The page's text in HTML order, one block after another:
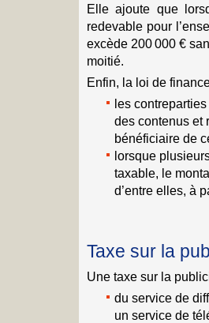
Elle ajoute que
redevable pour
excède 200 000 €
moitié.
Enfin, la loi de
les
des contenus et
bénéficiaire de
lorsque
taxable, le
d’entre elles, à
Taxe sur la
Une taxe sur la
du service de
un service de